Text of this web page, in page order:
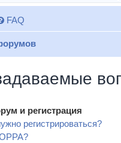
FAQ
и регистрация
регистрироваться?